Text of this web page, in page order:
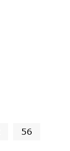
56